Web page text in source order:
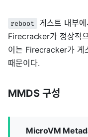
reboot
게스트 내부
Firecracker가 정상적
이는 Firecracker가 게
때문이다.
MMDS 구성
MicroVM